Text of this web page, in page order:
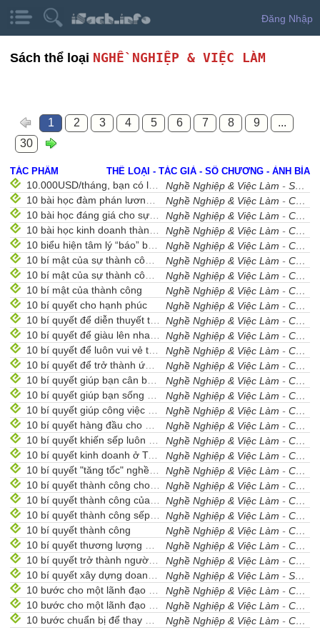
Đăng Nhập
Sách thể loại NGHỀ NGHIỆP & VIỆC LÀM
1 2 3 4 5 6 7 8 9
...
30
TÁC PHẨM THỂ LOẠI - TÁC GIẢ - SỐ CHƯƠNG - ẢNH BÌA
10.000USD/tháng, bạn có làm không? Nghề Nghiệp & Việc Làm -Sưu Tầm
10 bài học đàm phán lương bổng với nhà tuyển dụng
Nghề Nghiệp & Việc Làm -Cẩm Nang Nghề Nghiệp
10 bài học đáng giá cho sự nghiệp năm mới 2008
Nghề Nghiệp & Việc Làm -Cẩm Nang Nghề Nghiệp
10 bài học kinh doanh thành công
Nghề Nghiệp & Việc Làm -Cẩm Nang Nghề Nghiệp
10 biểu hiện tâm lý “báo” bạn nên nghỉ việc
Nghề Nghiệp & Việc Làm -Cẩm Nang Nghề Nghiệp
10 bí mật của sự thành công (phần 1)
Nghề Nghiệp & Việc Làm -Cẩm Nang Nghề Nghiệp
10 bí mật của sự thành công (phần 2)
Nghề Nghiệp & Việc Làm -Cẩm Nang Nghề Nghiệp
10 bí mật của thành công
Nghề Nghiệp & Việc Làm -Cẩm Nang Nghề Nghiệp
10 bí quyết cho hạnh phúc
Nghề Nghiệp & Việc Làm -Cẩm Nang Nghề Nghiệp
10 bí quyết để diễn thuyết thành công
Nghề Nghiệp & Việc Làm -Cẩm Nang Nghề Nghiệp
10 bí quyết để giàu lên nhanh chóng
Nghề Nghiệp & Việc Làm -Cẩm Nang Nghề Nghiệp
10 bí quyết để luôn vui vẻ trong công việc
Nghề Nghiệp & Việc Làm -Cẩm Nang Nghề Nghiệp
10 bí quyết để trở thành ứng viên xuất sắc trong ngành IT ở châu Á
Nghề Nghiệp & Việc Làm -Cẩm Nang Nghề Nghiệp
10 bí quyết giúp bạn cân bằng cuộc sống và công việc
Nghề Nghiệp & Việc Làm -Cẩm Nang Nghề Nghiệp
10 bí quyết giúp bạn sống có mục đích
Nghề Nghiệp & Việc Làm -Cẩm Nang Nghề Nghiệp
10 bí quyết giúp công việc đi đúng hướng
Nghề Nghiệp & Việc Làm -Cẩm Nang Nghề Nghiệp
10 bí quyết hàng đầu cho nhân viên thực tập
Nghề Nghiệp & Việc Làm -Cẩm Nang Nghề Nghiệp
10 bí quyết khiến sếp luôn hài lòng
Nghề Nghiệp & Việc Làm -Cẩm Nang Nghề Nghiệp
10 bí quyết kinh doanh ở Trung Quốc
Nghề Nghiệp & Việc Làm -Cẩm Nang Nghề Nghiệp
10 bí quyết "tăng tốc" nghề nghiệp
Nghề Nghiệp & Việc Làm -Cẩm Nang Nghề Nghiệp
10 bí quyết thành công cho sinh viên kỹ thuật
Nghề Nghiệp & Việc Làm -Cẩm Nang Nghề Nghiệp
10 bí quyết thành công của người Hàn Quốc
Nghề Nghiệp & Việc Làm -Cẩm Nang Nghề Nghiệp
10 bí quyết thành công sếp nên nói nhưng sẽ không bao giờ nói
Nghề Nghiệp & Việc Làm -Cẩm Nang Nghề Nghiệp
10 bí quyết thành công
Nghề Nghiệp & Việc Làm -Cẩm Nang Nghề Nghiệp
10 bí quyết thương lượng để có mức lương tốt hơn.
Nghề Nghiệp & Việc Làm -Cẩm Nang Nghề Nghiệp
10 bí quyết trở thành người quản lý giỏi
Nghề Nghiệp & Việc Làm -Cẩm Nang Nghề Nghiệp
10 bí quyết xây dựng doanh nghiệp của Sam Walton
Nghề Nghiệp & Việc Làm -Sưu Tầm
10 bước cho một lãnh đạo lớn - phần 1
Nghề Nghiệp & Việc Làm -Cẩm Nang Nghề Nghiệp
10 bước cho một lãnh đạo lớn - phần 2
Nghề Nghiệp & Việc Làm -Cẩm Nang Nghề Nghiệp
10 bước chuẩn bị để thay đổi công việc
Nghề Nghiệp & Việc Làm -Cẩm Nang Nghề Nghiệp